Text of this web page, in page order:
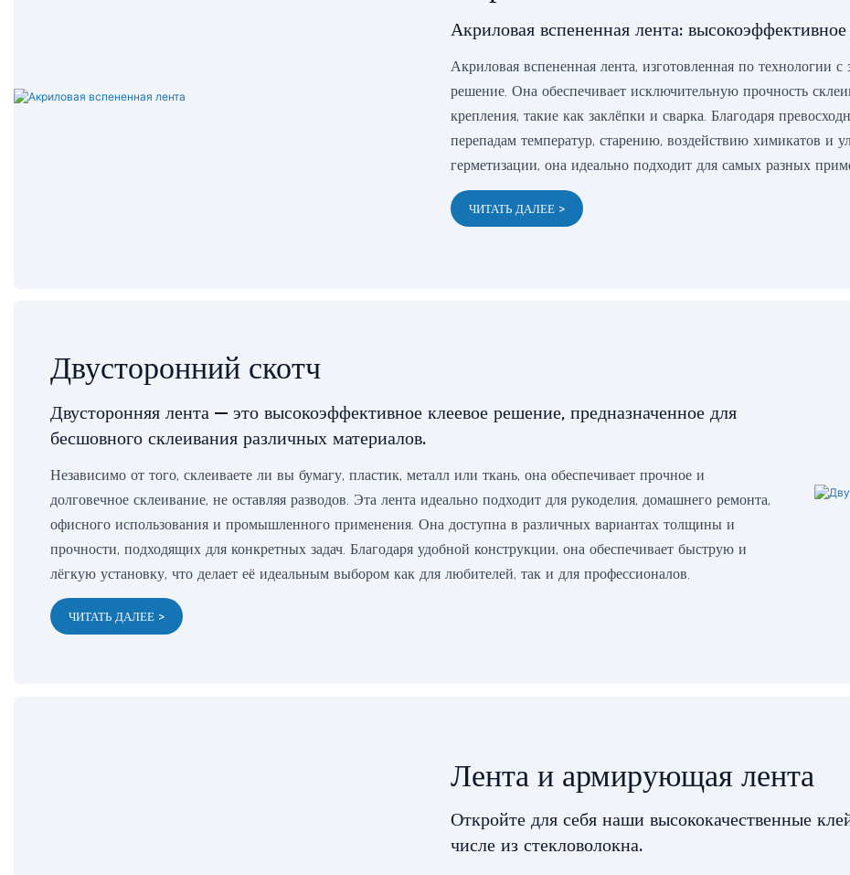
Акриловая вспененная лента:
Акриловая вспененная лента, изготовленная по
решение. Она обеспечивает исключительную прочность
крепления, такие как заклёпки и сварка. Благодаря
перепадам температур, старению, воздействию химикатов и
герметизации, она идеально подходит для самых разных
ЧИТАТЬ ДАЛЕЕ >
Двусторонний скотч
Двусторонняя лента — это высокоэффективное клеевое решение, предназначенное для
бесшовного склеивания различных материалов.
Независимо от того, склеиваете ли вы бумагу, пластик, металл или ткань, она обеспечивает прочное и
долговечное склеивание, не оставляя разводов. Эта лента идеально подходит для рукоделия, домашнего ремонта,
офисного использования и промышленного применения. Она доступна в различных вариантах толщины и
прочности, подходящих для конкретных задач. Благодаря удобной конструкции, она обеспечивает быструю и
лёгкую установку, что делает её идеальным выбором как для любителей, так и для профессионалов.
ЧИТАТЬ ДАЛЕЕ >
Лента и армирующая лента
Откройте для себя наши высококачественные
числе из стекловолокна.